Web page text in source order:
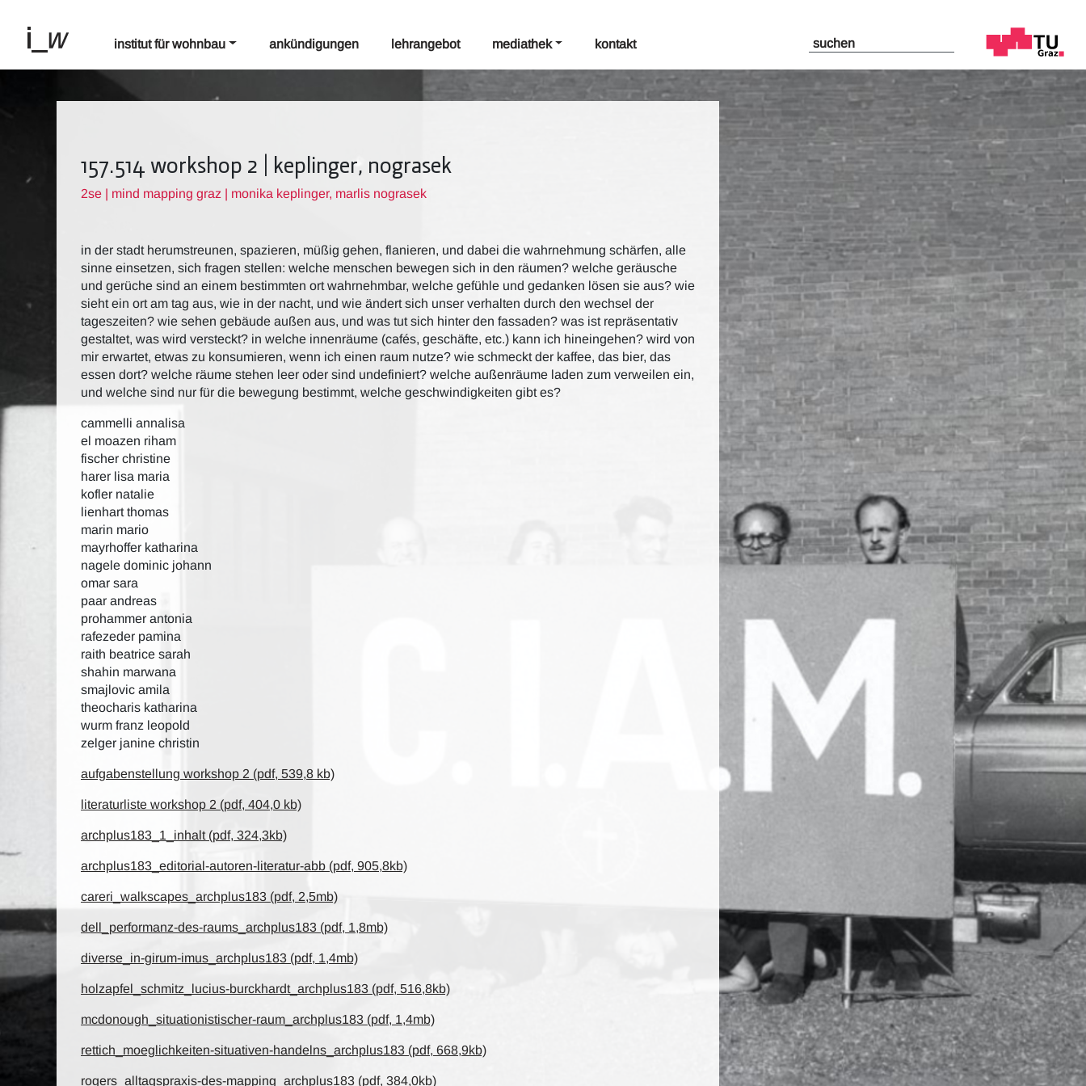
institut für wohnbau ankündigungen lehrangebot mediathek kontakt
157.514 workshop 2 | keplinger, nograsek
2se | mind mapping graz | monika keplinger, marlis nograsek
in der stadt herumstreunen, spazieren, müßig gehen, flanieren, und dabei die wahrnehmung schärfen, alle
sinne einsetzen, sich fragen stellen: welche menschen bewegen sich in den räumen? welche geräusche
und gerüche sind an einem bestimmten ort wahrnehmbar, welche gefühle und gedanken lösen sie aus? wie
sieht ein ort am tag aus, wie in der nacht, und wie ändert sich unser verhalten durch den wechsel der
tageszeiten? wie sehen gebäude außen aus, und was tut sich hinter den fassaden? was ist repräsentativ
gestaltet, was wird versteckt? in welche innenräume (cafés, geschäfte, etc.) kann ich hineingehen? wird von
mir erwartet, etwas zu konsumieren, wenn ich einen raum nutze? wie schmeckt der kaffee, das bier, das
essen dort? welche räume stehen leer oder sind undefiniert? welche außenräume laden zum verweilen ein,
und welche sind nur für die bewegung bestimmt, welche geschwindigkeiten gibt es?
cammelli annalisa
el moazen riham
fischer christine
harer lisa maria
kofler natalie
lienhart thomas
marin mario
mayrhoffer katharina
nagele dominic johann
omar sara
paar andreas
prohammer antonia
rafezeder pamina
raith beatrice sarah
shahin marwana
smajlovic amila
theocharis katharina
wurm franz leopold
zelger janine christin
aufgabenstellung workshop 2 (pdf, 539,8 kb)
literaturliste workshop 2 (pdf, 404,0 kb)
archplus183_1_inhalt (pdf, 324,3kb)
archplus183_editorial-autoren-literatur-abb (pdf, 905,8kb)
careri_walkscapes_archplus183 (pdf, 2,5mb)
dell_performanz-des-raums_archplus183 (pdf, 1,8mb)
diverse_in-girum-imus_archplus183 (pdf, 1,4mb)
holzapfel_schmitz_lucius-burckhardt_archplus183 (pdf, 516,8kb)
mcdonough_situationistischer-raum_archplus183 (pdf, 1,4mb)
rettich_moeglichkeiten-situativen-handelns_archplus183 (pdf, 668,9kb)
rogers_alltagspraxis-des-mapping_archplus183 (pdf, 384,0kb)